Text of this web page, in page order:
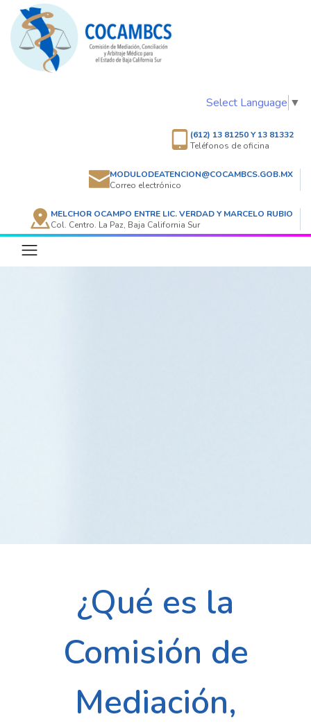
Select Language ▼
(612) 13 81250 Y 13 81332
Teléfonos de oficina
MODULODEATENCION@COCAMBCS.GOB.MX
Correo electrónico
MELCHOR OCAMPO ENTRE LIC. VERDAD Y MARCELO RUBIO
Col. Centro. La Paz, Baja California Sur
¿Qué es la
Comisión de
Mediación,